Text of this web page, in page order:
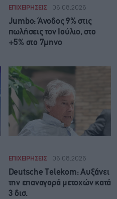
ΕΠΙΧΕΙΡΗΣΕΙΣ 06.08.2026
Jumbo: Άνοδος 9% στις
πωλήσεις τον Ιούλιο, στο
+5% στο 7μηνο
ΕΠΙΧΕΙΡΗΣΕΙΣ 06.08.2026
Deutsche Telekom: Αυξάνει
την επαναγορά μετοχών κατά
3 δισ.